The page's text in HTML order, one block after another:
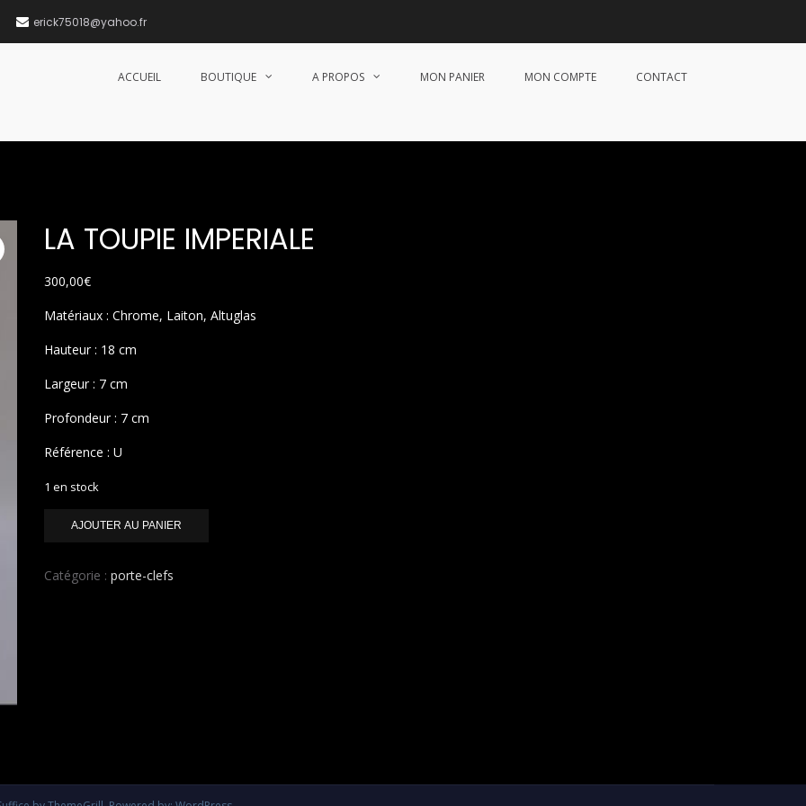
erick75018@yahoo.fr
ACCUEIL BOUTIQUE A PROPOS MON PANIER MON COMPTE CONTACT
LA TOUPIE IMPERIALE
300,00€
Matériaux : Chrome, Laiton, Altuglas
Hauteur : 18 cm
Largeur : 7 cm
Profondeur : 7 cm
Référence : U
1 en stock
IMPERIALE
AJOUTER AU PANIER
Catégorie :porte-clefs